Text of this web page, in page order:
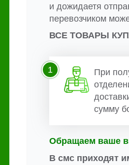
и дожидаетя
перевозчиком
ВСЕ ТОВАРЫ
При
сумму
1
Обращаем ваше
В смс приходят